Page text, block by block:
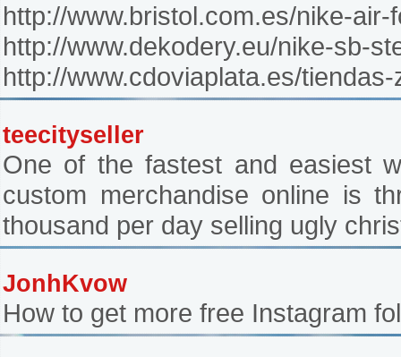
http://www.bristol.com.es/nike-
http://www.dekodery.eu/nike-sb-
http://www.cdoviaplata.es/
teecityseller
One of the fastest and easiest
custom merchandise online is
thousand per day selling ugly
JonhKvow
How to get more free Instagram